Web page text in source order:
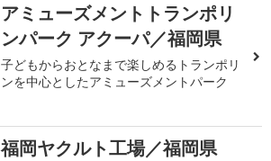
アミューズメントトランポリ
ンパーク アクーパ／福岡県
子どもからおとなまで楽しめるトランポリ
ンを中心としたアミューズメントパーク
福岡ヤクルト工場／福岡県